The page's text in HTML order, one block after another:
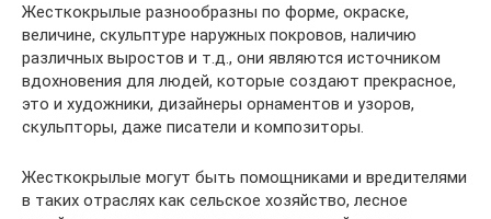
Жесткокрылые разнообразны по форме, окраске,
величине, скульптуре наружных покровов, наличию
различных выростов и т.д., они являются источником
вдохновения для людей, которые создают прекрасное,
это и художники, дизайнеры орнаментов и узоров,
скульпторы, даже писатели и композиторы.
Жесткокрылые могут быть помощниками и вредителями
в таких отраслях как сельское хозяйство, лесное